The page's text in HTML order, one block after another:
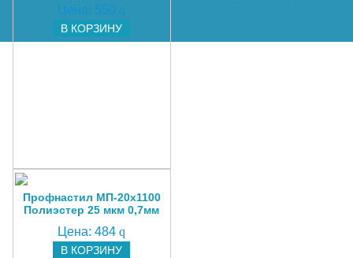
Цена: 550 q
В КОРЗИНУ
Профнастил МП-20х1100
Полиэстер 25 мкм 0,7мм
Цена:484 q
В КОРЗИНУ